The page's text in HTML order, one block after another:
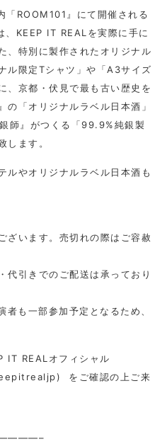
ROOM101』にて開催される
KEEP IT REALを実際に手に
、特別に製作されたオリジナル
ル限定Tシャツ」や「A3サイズ
、京都・伏見で最も古い歴史を
の「オリジナルラベル日本酒」
師』がつくる「99.9%純銀製
します。
ルやオリジナルラベル日本酒も
ざいます。売切れの際はご容赦
代引きでのご配送は承っており
者も一部参加予定となるため、
IT REALオフィシャル
をご確認の上ご来